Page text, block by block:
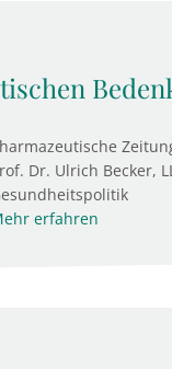
Dr. Ulrich Becker,
erfahren